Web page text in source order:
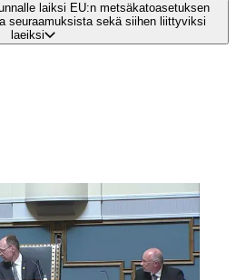
laiksi EU:n metsäkatoasetuksen
seuraamuksista sekä siihen liittyviksi
laeiksi